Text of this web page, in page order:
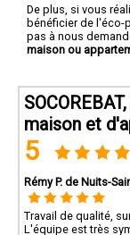
De plus, si vous
bénéficier de l'éco-
pas à nous
maison ou
maison et
5
Rémy P. de Nuits-
Travail de qualité,
L'équipe est très